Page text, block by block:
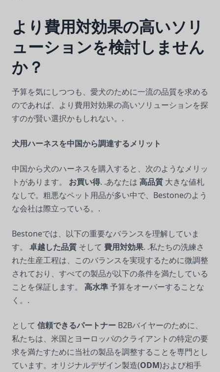
より費用対効果の高いソリ
ューションを検討しません
か？
予算を気にしつつも、愛犬のために一流の品質を求める
のであれば、より費用対効果の高いソリューションを探
すのが賢い選択かもしれない。.
犬用ハーネスを中国から調達するメリット
中国から犬のハーネスを購入すると、次のようなメリッ
トがあります。 お買い得. .あなたは 高品質 大きな値札
なしで。粗悪なペット用品が多い中で、Bestoneのよう
な会社は際立っている。.
Bestoneでは、以下の重要なバランスを理解していま
す。 卓越した品質 そして 費用対効果. .私たちの洗練さ
れた生産工程は、このバランスを実現するために微調整
されており、すべての製品が以下の条件を満たしている
ことを保証します。 高水準予算をオーバーすることな
く。.
として 信頼できるパートナー B2Bバイヤーのために、
私たちは、米国とヨーロッパのクライアントの特定の要
求を満たすために当社の製品を調整することを専門とし
ています。オリジナルデザイン製造(ODM)および相手